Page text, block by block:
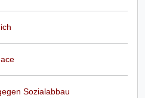
Sozialabbau